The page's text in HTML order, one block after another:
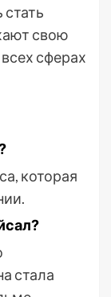
свою
сферах
которая
стала